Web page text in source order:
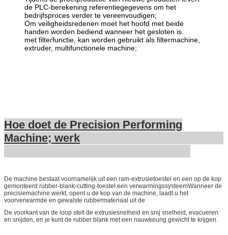
de PLC-berekening referentiegegevens om het
bedrijfsproces verder te vereenvoudigen;
Om veiligheidsredenen moet het hoofd met beide
handen worden bediend wanneer het gesloten is.
met filterfunctie, kan worden gebruikt als filtermachine,
extruder, multifunctionele machine;
Hoe doet de Precision Performing
Machine; werk
De machine bestaat voornamelijk uit een ram-extrusietoestel en een op de kop
gemonteerd rubber-blank-cutting-toestel.een verwarmingssysteemWanneer de
precisiemachine werkt, opent u de kop van de machine, laadt u het
voorverwarmde en gewalste rubbermateriaal uit de
De voorkant van de loop stelt de extrusiesnelheid en snij snelheid, evacueren
en snijden, en je kunt de rubber blank met een nauwkeurig gewicht te krijgen.